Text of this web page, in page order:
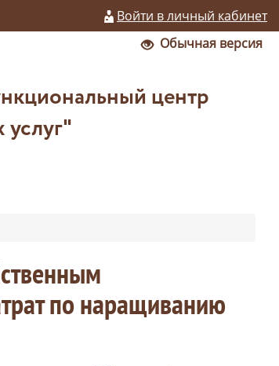
Войти в личный кабинет
Обычная версия
центр
услуг"
по наращиванию